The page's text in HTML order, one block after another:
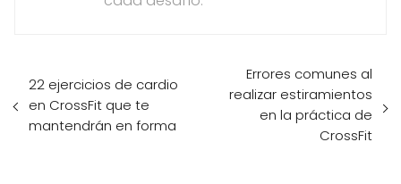
22 ejercicios de cardio
en CrossFit que te
mantendrán en forma
Errores comunes al
realizar estiramientos
en la práctica de
CrossFit